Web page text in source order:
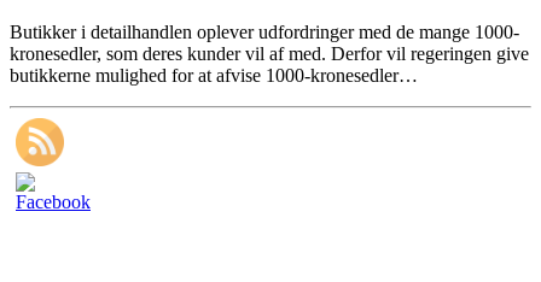
Butikker i detailhandlen oplever udfordringer med de mange 1000-
kronesedler, som deres kunder vil af med. Derfor vil regeringen give
butikkerne mulighed for at afvise 1000-kronesedler…